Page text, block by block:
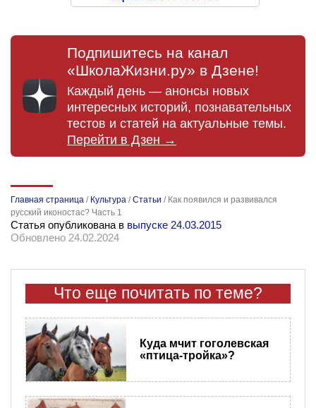
Подпишитесь на канал
«ШколаЖизни.ру» в Дзене!
Каждый день — анонсы новых
интересных историй, познавательных
тестов и статей на актуальные темы.
Перейти в Дзен →
Главная страница / Культура /Статьи / Как появился и развивался
русский иконостас? Часть 1
Статья опубликована в выпуске 24.03.2015
Обновлено 24.02.2024
Что еще почитать по теме?
Куда мчит гоголевская
«птица-тройка»?